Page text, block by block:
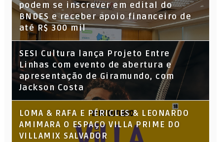
podem se inscrever em edital do
BNDES e receber apoio financeiro de
até R$ 300 mil
SESI Cultura lança Projeto Entre
Linhas com evento de abertura e
apresentação de Giramundo, com
Jackson Costa
LOMA & RAFA E PÉRICLES & LEONARDO
AMIMARA O ESPAÇO VILLA PRIME DO
VILLAMIX SALVADOR